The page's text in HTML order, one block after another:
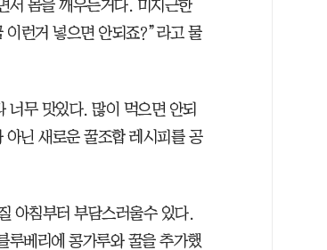
서 몸을 깨우는거다. 미지근한
런거 넣으면 안되죠?”라고 물
너무 맛있다. 많이 먹으면 안되
닌 새로운 꿀조합 레시피를 공
아침부터 부담스러울수 있다.
베리에 콩가루와 꿀을 추가했